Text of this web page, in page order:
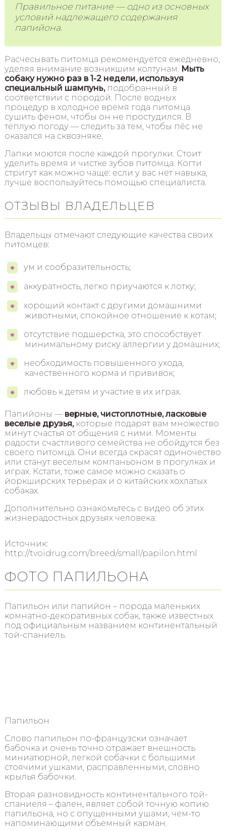
Правильное питание — одно из основных
условий надлежащего содержания
папийона.
Расчесывать питомца рекомендуется ежедневно,
уделяя внимание возникшим колтунам. Мыть
собаку нужно раз в 1-2 недели, используя
специальный шампунь,подобранный в
соответствии с породой. После водных
процедур в холодное время года питомца
сушить феном, чтобы он не простудился. В
теплую погоду — следить за тем, чтобы пёс не
оказался на сквозняке.
Лапки моются после каждой прогулки. Стоит
уделить время и чистке зубов питомца. Когти
стригут как можно чаще: если у вас нет навыка,
лучше воспользуйтесь помощью специалиста.
ОТЗЫВЫ ВЛАДЕЛЬЦЕВ
Владельцы отмечают следующие качества своих
питомцев:
ум и сообразительность;
аккуратность, легко приучаются к лотку;
хороший контакт с другими домашними
животными, спокойное отношение к котам;
отсутствие подшерстка, это способствует
минимальному риску аллергии у домашних;
необходимость повышенного ухода,
качественного корма и прививок;
любовь к детям и участие в их играх.
Папийоны — верные, чистоплотные, ласковые
веселые друзья,которые подарят вам множество
минут счастья от общения с ними. Моменты
радости счастливого семейства не обойдутся без
своего питомца. Они всегда скрасят одиночество
или станут веселым компаньоном в прогулках и
играх. Кстати, тоже самое можно сказать о
йоркширских терьерах и о китайских хохлатых
собаках.
Дополнительно ознакомьтесь с видео об этих
жизнерадостных друзьях человека:
Источник:
http://tvoidrug.com/breed/small/papilon.html
ФОТО ПАПИЛЬОНА
Папильон или папийон – порода маленьких
комнатно-декоративных собак, также известных
под официальным названием континентальный
той-спаниель.
Папильон
Слово папильон по-французски означает
бабочка и очень точно отражает внешность
миниатюрной, легкой собачки с большими
стоячими ушками, расправленными, словно
крылья бабочки.
Вторая разновидность континентального той-
спаниеля – фален, являет собой точную копию
папильона, но с опущенными ушами, чем-то
напоминающими объемный карман.